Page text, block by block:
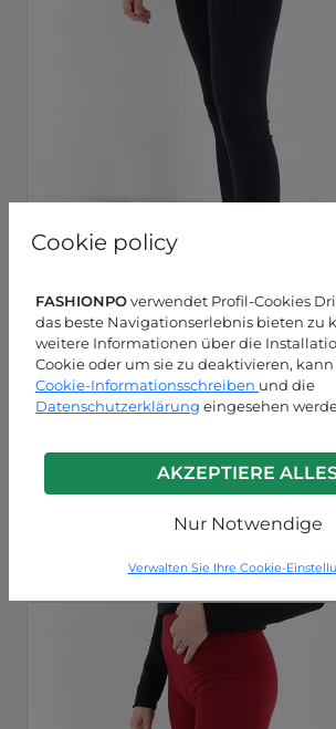
Cookie policy
FASHIONPOverwendet Profil-Cookies
das beste Navigationserlebnis bieten zu
weitere Informationen über die
Cookie oder um sie zu deaktivieren, kann
Cookie-Informationsschreiben und die
Datenschutzerklärung eingesehen
AKZEPTIERE
Nur Notwendige
Verwalten Sie Ihre Cookie-